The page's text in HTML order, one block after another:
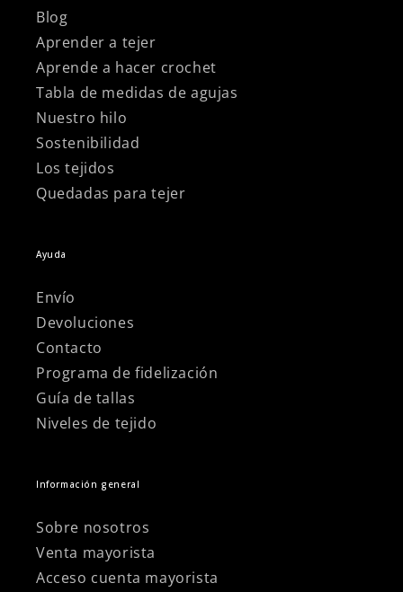
Blog
Aprender a tejer
Aprende a hacer crochet
Tabla de medidas de agujas
Nuestro hilo
Sostenibilidad
Los tejidos
Quedadas para tejer
Ayuda
Envío
Devoluciones
Contacto
Programa de fidelización
Guía de tallas
Niveles de tejido
Información general
Sobre nosotros
Venta mayorista
Acceso cuenta mayorista